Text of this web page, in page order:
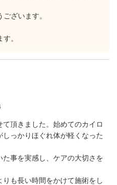
ざいます。
。
頂きました。始めてのカイロ
っかりほぐれ体が軽くなった
事を実感し、ケアの大切さを
も長い時間をかけて施術をし